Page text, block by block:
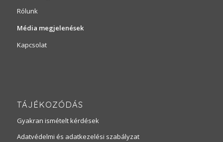
Rólunk
Média megjelenések
Kapcsolat
TÁJÉKOZÓDÁS
Gyakran ismételt kérdések
Adatvédelmi és adatkezelési szabályzat